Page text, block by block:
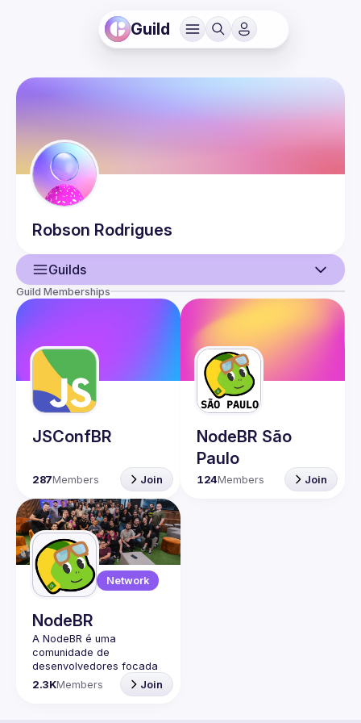
Guild
Robson Rodrigues
Guilds
Guilds
Guild Memberships
JSConfBR
287Members Join
NodeBR São
Paulo
124Members Join
Network
NodeBR
A NodeBR é uma
comunidade de
desenvolvedores focada
na linguagem de
programação JavaScript
2.3KMembers Join